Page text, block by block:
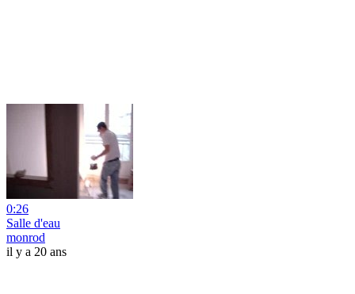
0:26
Salle d'eau
monrod
il y a 20 ans